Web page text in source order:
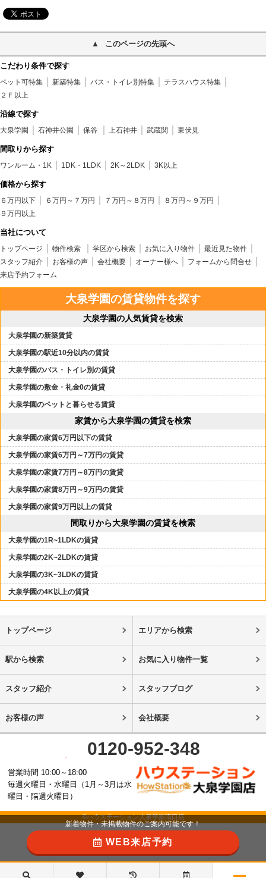
このページの先頭へ
こだわり条件で探す
ペット可特集 新築特集 バス・トイレ別特集
テラスハウス特集
２Ｆ以上
沿線で探す
大泉学園 石神井公園 保谷 上石神井 武蔵関 東伏見
間取りから探す
ワンルーム・1K 1DK・1LDK 2K～2LDK 3K以上
価格から探す
６万円以下 ６万円～７万円 ７万円～８万円
８万円～９万円
９万円以上
当社について
トップページ 物件検索 学区から検索 お気に入り物件
最近見た物件
スタッフ紹介
お客様の声 会社概要 オーナー様へ
フォームから問合せ
来店予約フォーム
大泉学園の賃貸物件を探す
大泉学園の人気賃貸を検索
大泉学園の新築賃貸
大泉学園の駅近10分以内の賃貸
大泉学園のバス・トイレ別の賃貸
大泉学園の敷金・礼金0の賃貸
大泉学園のペットと暮らせる賃貸
家賃から大泉学園の賃貸を検索
大泉学園の家賃6万円以下の賃貸
大泉学園の家賃6万円～7万円の賃貸
大泉学園の家賃7万円～8万円の賃貸
大泉学園の家賃8万円～9万円の賃貸
大泉学園の家賃9万円以上の賃貸
間取りから大泉学園の賃貸を検索
大泉学園の1R~1LDKの賃貸
大泉学園の2K~2LDKの賃貸
大泉学園の3K~3LDKの賃貸
大泉学園の4K以上の賃貸
トップページ エリアから検索
駅から検索 お気に入り物件一覧
スタッフ紹介 スタッフブログ
お客様の声 会社概要
0120-952-348
営業時間 10:00～18:00
毎週火曜日・水曜日（1月～3月は水
曜日・隔週火曜日）
©ハウステーション大泉学園南口店
新着物件・未掲載物件のご案内可能です！
WEB来店予約